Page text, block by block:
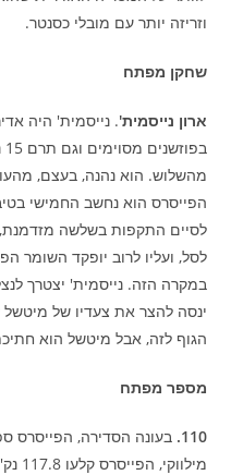
וזריזה יותר עם מובלי כסנטר.
שחקן מפתח
ארון נייסמית'. נייסמית' היה
מהשלוש. הוא נהנה, בעצם,
הפייסרס הוא נחשב החמישי
לסיים התקפות בשלשה מזדמנת,
לסל, ועליו לרוב יופקד השומר
במקרה הזה. נייסמית' יצטרך
ינסה להצר את צעדיו של
הגוף לזה, אבל מיטשל הוא
מספר מפתח
110.